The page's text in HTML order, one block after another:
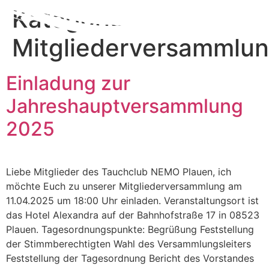
Zum
Inhalt
wechseln
Kategorie:
Einladung zur
Jahreshauptversammlung
2025
Liebe Mitglieder des Tauchclub NEMO Plauen, ich
möchte Euch zu unserer Mitgliederversammlung am
11.04.2025 um 18:00 Uhr einladen. Veranstaltungsort ist
das Hotel Alexandra auf der Bahnhofstraße 17 in 08523
Plauen. Tagesordnungspunkte: Begrüßung Feststellung
der Stimmberechtigten Wahl des Versammlungsleiters
Feststellung der Tagesordnung Bericht des Vorstandes